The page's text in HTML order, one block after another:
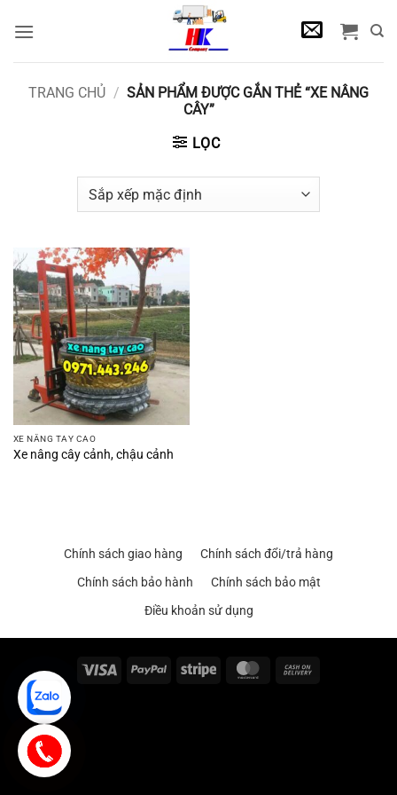
qua
TRANG CHỦ / SẢN PHẨM ĐƯỢC GẮN THẺ “XE NÂNG
CÂY”
LỌC
XE NÂNG TAY CAO
Xe nâng cây cảnh, chậu cảnh
Chính sách giao hàng
Chính sách đổi/trả hàng
Chính sách bảo hành
Chính sách bảo mật
Điều khoản sử dụng
Visa PayPal Stripe MasterCard